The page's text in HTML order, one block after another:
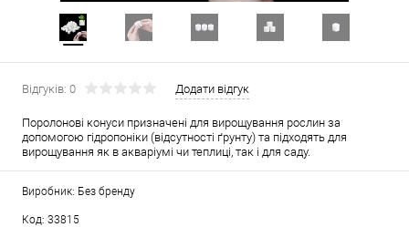
Відгуків: 0 Додати відгук
Поролонові конуси призначені для вирощування рослин за
допомогою гідропоніки (відсутності ґрунту) та підходять для
вирощування як в акваріумі чи теплиці, так і для саду.
Виробник: Без бренду
Код: 33815